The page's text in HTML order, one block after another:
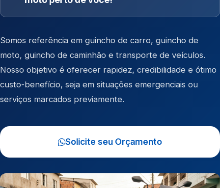
Somos referência em guincho de carro, guincho de
moto, guincho de caminhão e transporte de veículos.
Nosso objetivo é oferecer rapidez, credibilidade e ótimo
custo-benefício, seja em situações emergenciais ou
serviços marcados previamente.
Solicite seu Orçamento